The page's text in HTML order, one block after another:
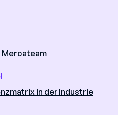
Mercateam
in der Industrie